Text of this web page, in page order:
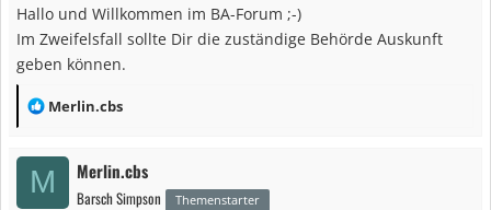
Hallo und Willkommen im BA-Forum ;-)
Im Zweifelsfall sollte Dir die zuständige Behörde Auskunft
geben können.
R
a
k
Merlin.cbs
M Merlin.cbs
Barsch Simpson Themenstarter